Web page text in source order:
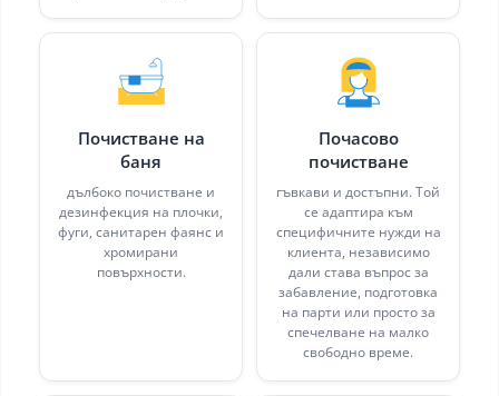
Почистване на
баня
дълбоко почистване и
дезинфекция на плочки,
фуги, санитарен фаянс и
хромирани
повърхности.
Почасово
почистване
гъвкави и достъпни. Той
се адаптира към
специфичните нужди на
клиента, независимо
дали става въпрос за
забавление, подготовка
на парти или просто за
спечелване на малко
свободно време.